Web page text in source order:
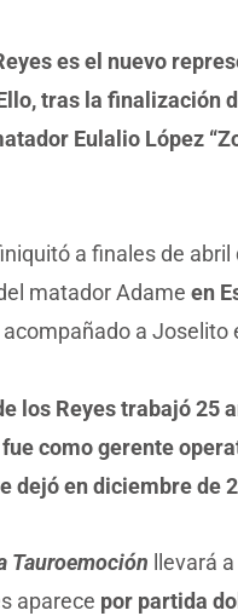
es el nuevo
tras la finalización
Eulalio López
a finales de
matador Adame en
a Joselito
los Reyes trabajó 25
como gerente
dejó en diciembre de
Tauroemoción llevará
aparece por partida